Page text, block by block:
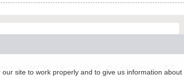
site to work properly and to give us information